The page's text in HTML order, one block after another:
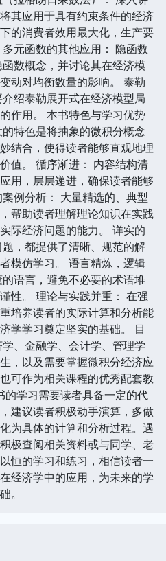
其应用于具有约束条件的经济
的消费者效用最大化，生产要
元函数的其他应用： 隐函数
数概念，并讨论其在经济模
动对均衡数量的影响。 泰勒
绍泰勒展开式在经济模型局
作用。 本书特色与学习优势
特色是将抽象的微积分概念
结合，使得读者能够直观地理
值。 循序渐进： 内容结构清
用，层层递进，确保读者能够
例分析： 大量精选的、典型
帮助读者理解理论知识在实践
际经济问题的能力。 详实的
，都提供了清晰、规范的解
模仿学习。 语言精炼，逻辑
语言，避免不必要的术语堆
性。 理论与实践并重： 在强
培养读者的实际计算和分析能
学学习奠定坚实的基础。 目
、金融学、会计学、管理学
，以及需要掌握微积分经济应
可作为相关课程的优秀配套教
的学习需要读者具备一定的代
建议读者积极动手演算，多做
为具体的计算和分析过程。遇
极查阅相关资料或与同学、老
恒的学习和练习，相信读者一
经济学中的应用，为未来的学
。